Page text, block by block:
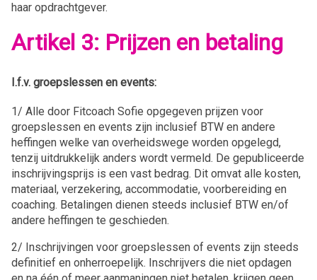
haar opdrachtgever.
Artikel 3: Prijzen en betaling
I.f.v. groepslessen en events:
1/ Alle door Fitcoach Sofie opgegeven prijzen voor
groepslessen en events zijn inclusief BTW en andere
heffingen welke van overheidswege worden opgelegd,
tenzij uitdrukkelijk anders wordt vermeld. De gepubliceerde
inschrijvingsprijs is een vast bedrag. Dit omvat alle kosten,
materiaal, verzekering, accommodatie, voorbereiding en
coaching. Betalingen dienen steeds inclusief BTW en/of
andere heffingen te geschieden.
2/ Inschrijvingen voor groepslessen of events zijn steeds
definitief en onherroepelijk. Inschrijvers die niet opdagen